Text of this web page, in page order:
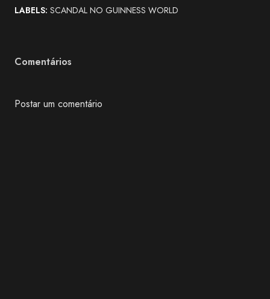
LABELS: SCANDAL NO GUINNESS WORLD
Comentários
Postar um comentário